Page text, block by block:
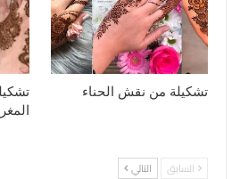
تشكيلة من نقش الحناء
السابق التالي